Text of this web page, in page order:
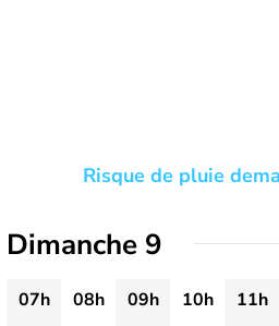
Risque de pluie
Dimanche 9
07h 08h 09h 10h 11h